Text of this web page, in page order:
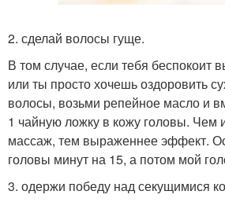
2. сделай волосы гуще.
В том случае, если тебя беспокоит
или ты просто хочешь оздоровить
волосы, возьми репейное масло и
1 чайную ложку в кожу головы. Чем
массаж, тем выраженнее эффект.
головы минут на 15, а потом мой
3. одержи победу над секущимися